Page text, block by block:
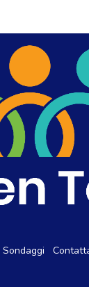
Sondaggi